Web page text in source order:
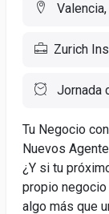
Zurich
Jornada
Tu Negocio
Nuevos
¿Y si tu
propio
algo más que